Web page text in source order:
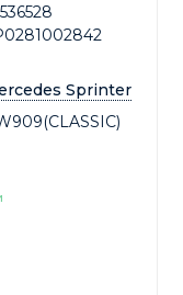
Sprinter